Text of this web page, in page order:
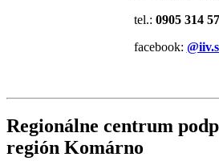
tel.: 0905 314
facebook:
Regionálne centrum
región Komárno